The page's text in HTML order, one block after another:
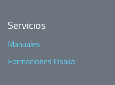
Servicios
Manuales
Formaciones Osaka